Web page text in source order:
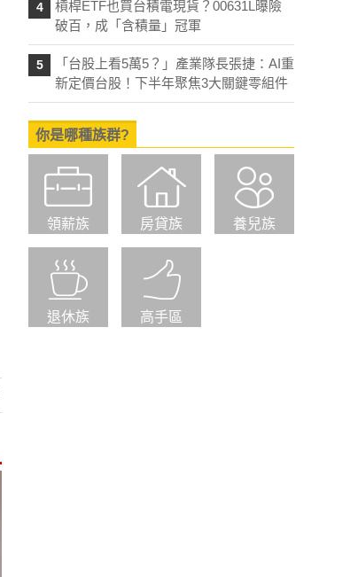
4
槓桿ETF也買台積電現貨？00631L曝險
破百，成「含積量」冠軍
5
「台股上看5萬5？」產業隊長張捷：AI重
新定價台股！下半年聚焦3大關鍵零組件
你是哪種族群?
領薪族 房貸族 養兒族
退休族 高手區